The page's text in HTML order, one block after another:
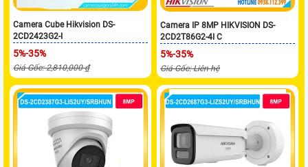
Camera Cube Hikvision DS-
2CD2423G2-I
5%-35%
Giá Gốc: 2,810,000 ₫
Camera IP 8MP HIKVISION DS-
2CD2T86G2-4I C
5%-35%
Giá Gốc: Liên hệ